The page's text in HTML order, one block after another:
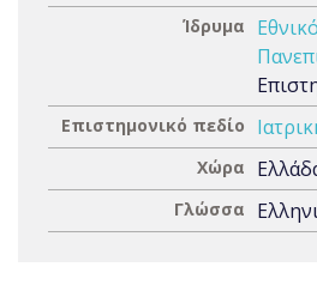
Ίδρυμα
Επιστημονικό πεδίο
Χώρα
Γλώσσα